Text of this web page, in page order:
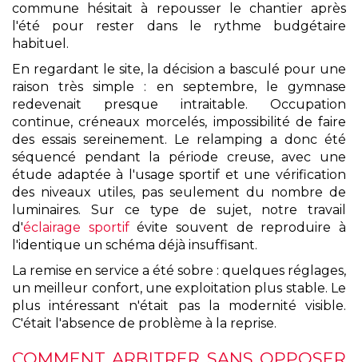
commune hésitait à repousser le chantier après
l'été pour rester dans le rythme budgétaire
habituel.
En regardant le site, la décision a basculé pour une
raison très simple : en septembre, le gymnase
redevenait presque intraitable. Occupation
continue, créneaux morcelés, impossibilité de faire
des essais sereinement. Le relamping a donc été
séquencé pendant la période creuse, avec une
étude adaptée à l'usage sportif et une vérification
des niveaux utiles, pas seulement du nombre de
luminaires. Sur ce type de sujet, notre travail
d'éclairage sportifévite souvent de reproduire à
l'identique un schéma déjà insuffisant.
La remise en service a été sobre : quelques réglages,
un meilleur confort, une exploitation plus stable. Le
plus intéressant n'était pas la modernité visible.
C'était l'absence de problème à la reprise.